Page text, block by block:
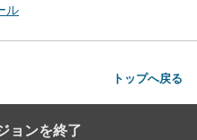
ル
トップへ戻る
ョンを終了